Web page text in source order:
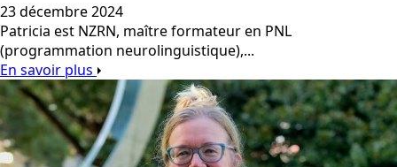
23 décembre 2024
Patricia est NZRN, maître formateur en PNL
(programmation neurolinguistique),...
En savoir plus